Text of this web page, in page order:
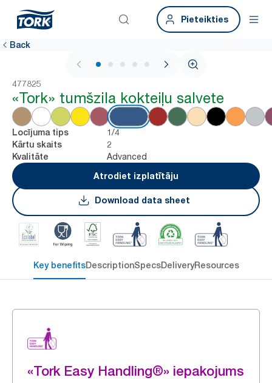
Pieteikties
Back
1 / 5
477825
«Tork» tumšzila kokteiļu salvete
Locījuma tips 1/4
Kārtu skaits 2
Kvalitāte
Advanced
Atrodiet izplatītāju
Download data sheet
Key benefitsDescriptionSpecsDeliveryResources
«Tork Easy Handling®» iepakojums